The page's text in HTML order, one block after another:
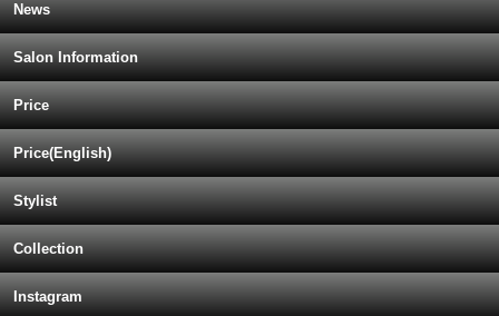
News
Salon Information
Price
Price(English)
Stylist
Collection
Instagram